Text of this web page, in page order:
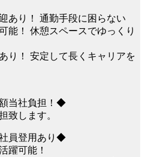
あり！ 通勤手段に困らない
能！ 休憩スペースでゆっくり
り！ 安定して長くキャリアを
当社負担！◆
致します。
員登用あり◆
躍可能！